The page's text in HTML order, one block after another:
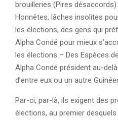
brouilleries (Pires
Honnêtes, lâches insolites
les élections, des gens qui
Alpha Condé pour mieux
les élections – Des Espèces
Alpha Condé président au-
d’entre eux ou un autre
Par-ci, par-là, ils exigent des
élections, au premier